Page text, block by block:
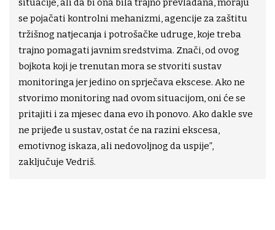
situacije, ali da bi ona bila trajno prevladana, moraju
se pojačati kontrolni mehanizmi, agencije za zaštitu
tržišnog natjecanja i potrošačke udruge, koje treba
trajno pomagati javnim sredstvima. Znači, od ovog
bojkota koji je trenutan mora se stvoriti sustav
monitoringa jer jedino on sprječava ekscese. Ako ne
stvorimo monitoring nad ovom situacijom, oni će se
pritajiti i za mjesec dana evo ih ponovo. Ako dakle sve
ne prijeđe u sustav, ostat će na razini ekscesa,
emotivnog iskaza, ali nedovoljnog da uspije”,
zaključuje Vedriš.